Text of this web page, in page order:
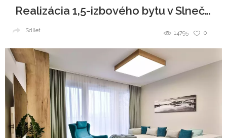
Realizácia 1,5-izbového bytu v Slnečniciach
0
14795
Sdílet